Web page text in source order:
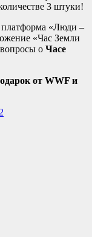
3 штуки!
«Люди –
«Час Земли
о Часе
от WWF и